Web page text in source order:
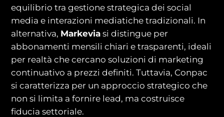
equilibrio tra gestione strategica dei social
media e interazioni mediatiche tradizionali. In
alternativa, Markevia si distingue per
abbonamenti mensili chiari e trasparenti, ideali
per realtà che cercano soluzioni di marketing
continuativo a prezzi definiti. Tuttavia, Conpac
si caratterizza per un approccio strategico che
non si limita a fornire lead, ma costruisce
fiducia settoriale.